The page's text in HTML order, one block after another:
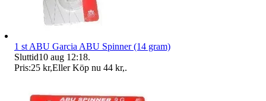
1 st ABU Garcia ABU Spinner (14 gram)
Sluttid10 aug 12:18.
Pris:25 kr,Eller Köp nu 44 kr,.